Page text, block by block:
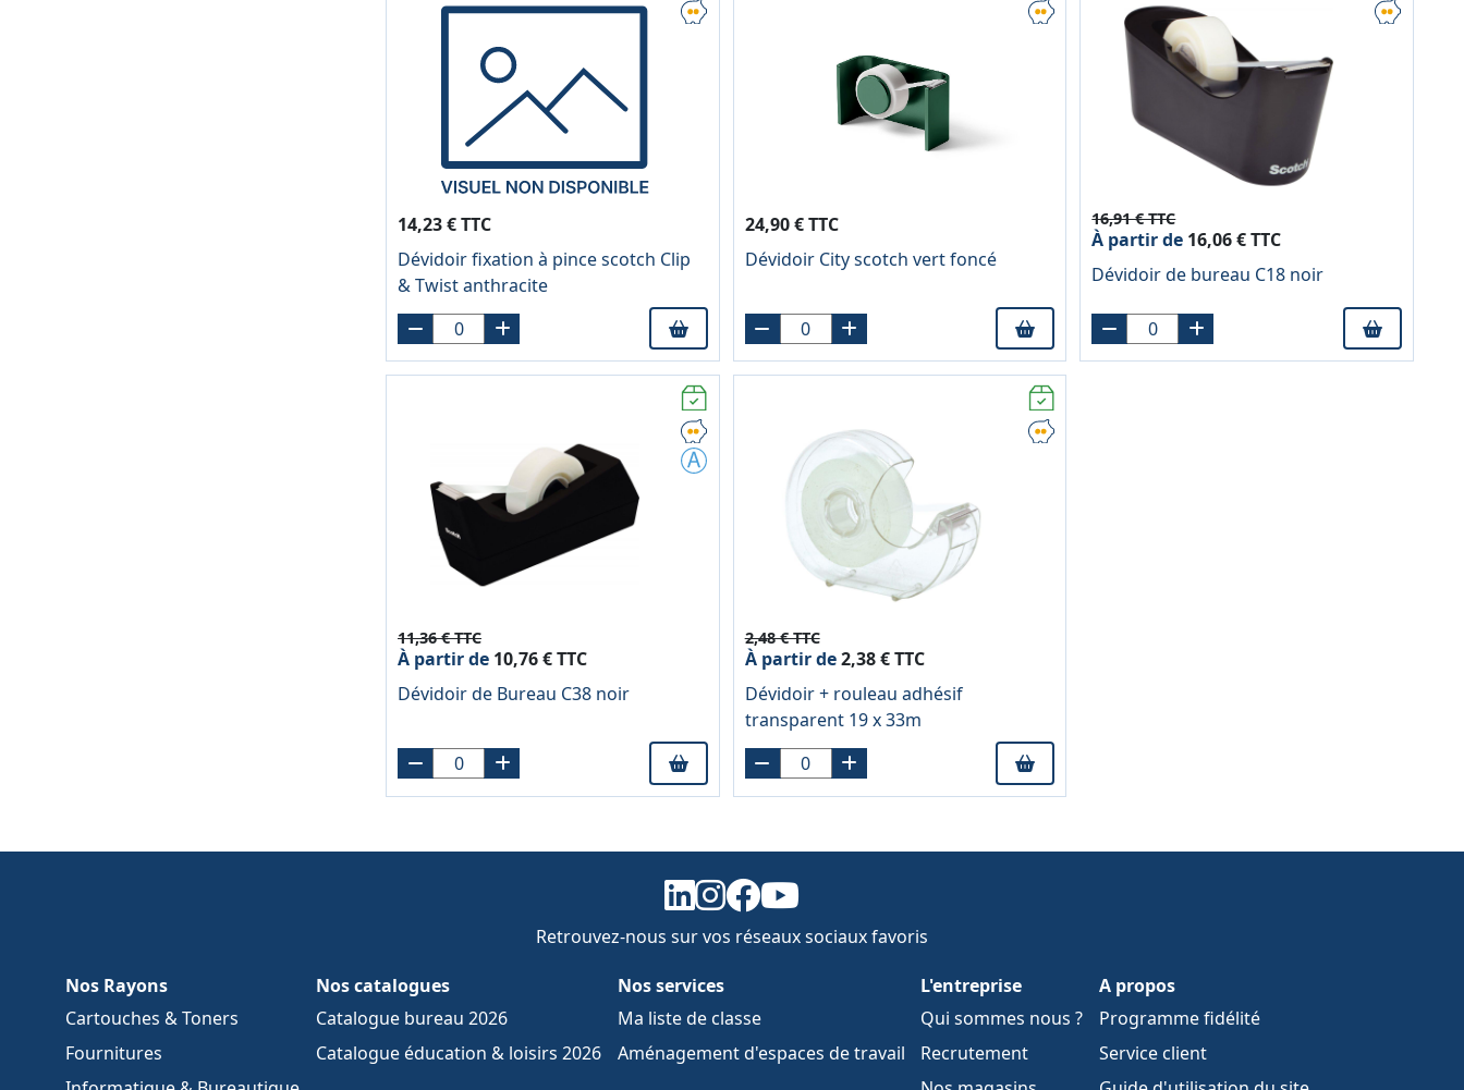
14,23 € TTC
Dévidoir fixation à pince scotch Clip
& Twist anthracite
24,90 € TTC
Dévidoir City scotch vert foncé
16,91 € TTC
À partir de 16,06 € TTC
Dévidoir de bureau C18 noir
11,36 € TTC
À partir de 10,76 € TTC
Dévidoir de Bureau C38 noir
2,48 € TTC
À partir de2,38 € TTC
Dévidoir + rouleau adhésif
transparent 19 x 33m
Nos Rayons
Cartouches & Toners
Fournitures
Nos catalogues
Catalogue bureau 2026
Catalogue éducation & loisirs 2026
Nos services
Ma liste de classe
Aménagement d'espaces de travail
L'entreprise
Qui sommes nous ?
Recrutement
A propos
Programme fidélité
Service client
Retrouvez-nous sur vos réseaux sociaux favoris